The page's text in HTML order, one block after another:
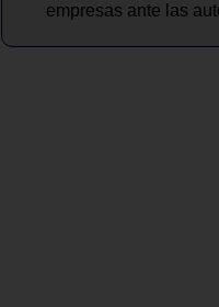
empresas ante las